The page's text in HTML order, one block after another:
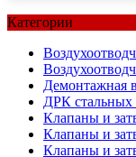
Категории
Демонтажная
ДРК стальных
Клапаны и
Клапаны и
Клапаны и